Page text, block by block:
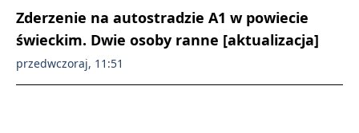
Zderzenie na autostradzie A1 w powiecie
świeckim. Dwie osoby ranne [aktualizacja]
przedwczoraj, 11:51